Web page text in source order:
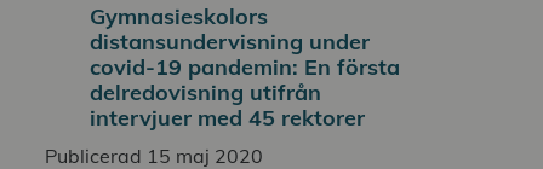
Gymnasieskolors
distansundervisning under
covid-19 pandemin: En första
delredovisning utifrån
intervjuer med 45 rektorer
Publicerad 15 maj 2020